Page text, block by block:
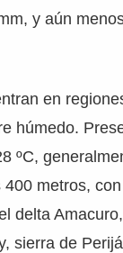
y aún
en
húmedo.
ºC,
metros,
delta
sierra de